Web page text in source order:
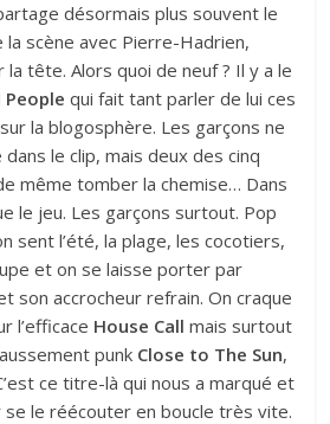
désormais plus souvent le
scène avec Pierre-Hadrien,
tête. Alors quoi de neuf ? Il y a le
People qui fait tant parler de lui ces
la blogosphère. Les garçons ne
le clip, mais deux des cinq
même tomber la chemise… Dans
le jeu. Les garçons surtout. Pop
sent l’été, la plage, les cocotiers,
et on se laisse porter par
son accrocheur refrain. On craque
l’efficace House Call mais surtout
punk Close to The Sun,
ce titre-là qui nous a marqué et
le réécouter en boucle très vite.